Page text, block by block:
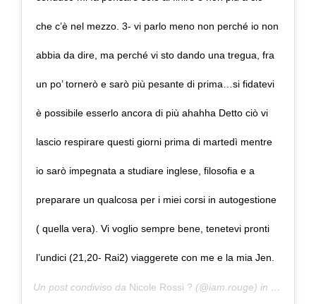
che c’è nel mezzo. 3- vi parlo meno non perché io non
abbia da dire, ma perché vi sto dando una tregua, fra
un po’ tornerò e sarò più pesante di prima…si fidatevi
è possibile esserlo ancora di più ahahha Detto ciò vi
lascio respirare questi giorni prima di martedì mentre
io sarò impegnata a studiare inglese, filosofia e a
preparare un qualcosa per i miei corsi in autogestione
( quella vera). Vi voglio sempre bene, tenetevi pronti
l’undici (21,20- Rai2) viaggerete con me e la mia Jen.
Un post condiviso da Nicole Rossi ? (@iam.rouge) in data: